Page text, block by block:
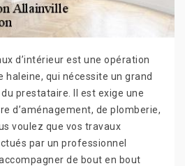
d’intérieur est une opération
haleine, qui nécessite un grand
prestataire. Il est exige une
d’aménagement, de plomberie,
voulez que vos travaux
par un professionnel
de bout en bout